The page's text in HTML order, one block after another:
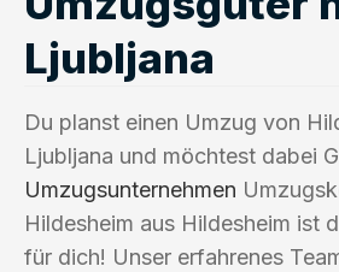
Ljubljana
Du planst einen Umzug von
Ljubljana und möchtest dabei
Umzugsunternehmen
Hildesheim aus Hildesheim ist
für dich! Unser erfahrenes